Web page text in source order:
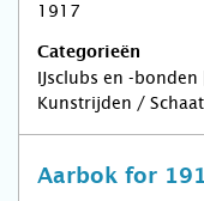
1917
Categorieën
IJsclubs en -bonden
Kunstrijden /
Aarbok for